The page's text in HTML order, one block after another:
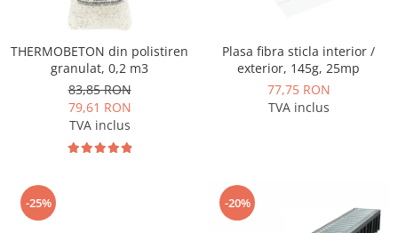
THERMOBETON din polistiren
granulat, 0,2 m3
83,85 RON
79,61 RON
TVA inclus
Plasa fibra sticla interior /
exterior, 145g, 25mp
77,75 RON
TVA inclus
-25% -20%